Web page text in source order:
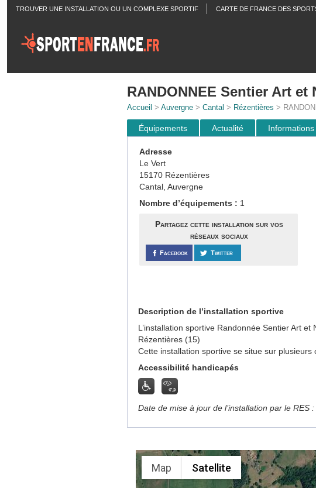
TROUVER UNE INSTALLATION OU UN COMPLEXE SPORTIF CARTE DE FRANCE DES
RANDONNEE Sentier Art et
Accueil > Auvergne> Cantal > Rézentières >
Équipements Actualité Informations
Adresse
Le Vert
15170 Rézentières
Cantal, Auvergne
Nombre d’équipements : 1
Partagez cette installation sur vos
réseaux sociaux
Facebook Twitter
Description de l’installation sportive
L’installation sportive Randonnée Sentier Art
Rézentières (15)
Cette installation sportive se situe sur plusieurs
Accessibilité handicapés
Date de mise à jour de l’installation par le RES
Map Satellite